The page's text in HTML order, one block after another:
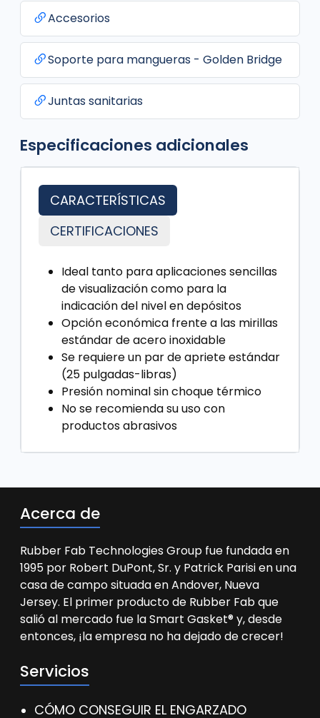
Accesorios
Soporte para mangueras - Golden Bridge
Juntas sanitarias
Especificaciones adicionales
CARACTERÍSTICAS
CERTIFICACIONES
Ideal tanto para aplicaciones sencillas
de visualización como para la
indicación del nivel en depósitos
Opción económica frente a las mirillas
estándar de acero inoxidable
Se requiere un par de apriete estándar
(25 pulgadas-libras)
Presión nominal sin choque térmico
No se recomienda su uso con
productos abrasivos
Acerca de
Rubber Fab Technologies Group fue fundada en
1995 por Robert DuPont, Sr. y Patrick Parisi en una
casa de campo situada en Andover, Nueva
Jersey. El primer producto de Rubber Fab que
salió al mercado fue la Smart Gasket® y, desde
entonces, ¡la empresa no ha dejado de crecer!
Servicios
CÓMO CONSEGUIR EL ENGARZADO